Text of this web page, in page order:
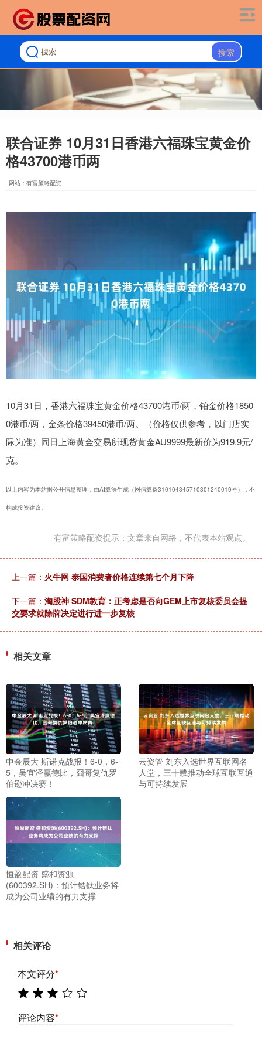
搜索
联合证券 10月31日香港六福珠宝黄金价
格43700港币两
网站：有富策略配资
10月31日，香港六福珠宝黄金价格43700港币/两，铂金价格1850
0港币/两，金条价格39450港币/两。（价格仅供参考，以门店实
际为准）同日上海黄金交易所现货黄金AU9999最新价为919.9元/
克。
以上内容为本站据公开信息整理，由AI算法生成（网信算备310104345710301240019号），不
构成投资建议。
有富策略配资提示：文章来自网络，不代表本站观点。
上一篇： 火牛网 泰国消费者价格连续第七个月下降
下一篇： 淘股神 SDM教育：正考虑是否向GEM上市复核委员会提
交要求就除牌决定进行进一步复核
相关文章
中金辰大 斯诺克战报！6-0，6-
5，吴宜泽赢德比，囧哥复仇罗
伯逊冲决赛！
云资管 刘东入选世界互联网名
人堂，三十载推动全球互联互通
与可持续发展
恒盈配资 盛和资源
(600392.SH)：预计锆钛业务将
成为公司业绩的有力支撑
相关评论
本文评分*
评论内容*